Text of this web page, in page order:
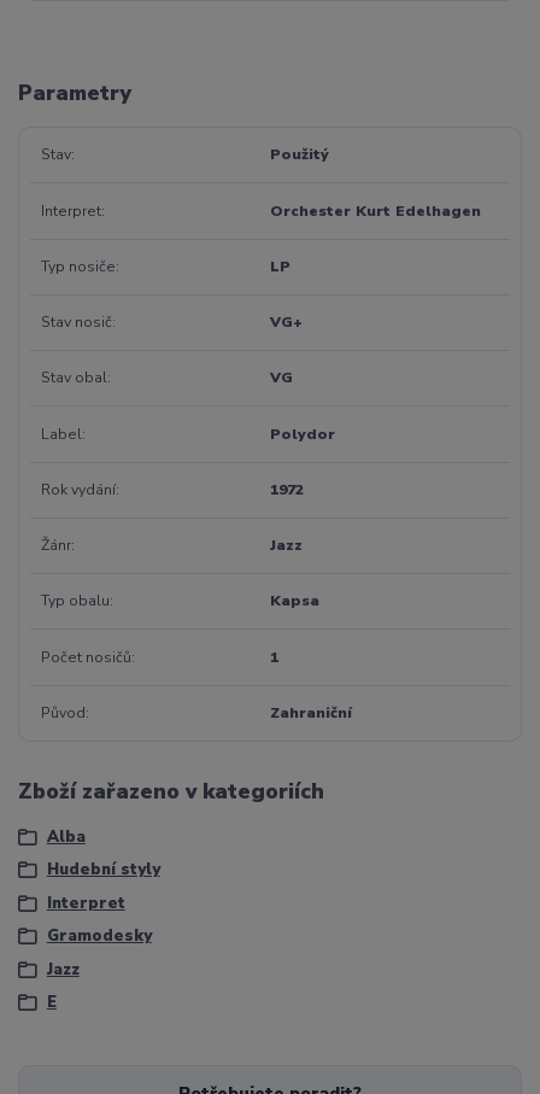
Parametry
Stav Použitý
Interpret Orchester Kurt Edelhagen
Typ nosiče LP
Stav nosič VG+
Stav obal VG
Label Polydor
Rok vydání 1972
Žánr Jazz
Typ obalu Kapsa
Počet nosičů 1
Původ Zahraniční
Zboží zařazeno v kategoriích
Alba
Hudební styly
Interpret
Gramodesky
Jazz
E